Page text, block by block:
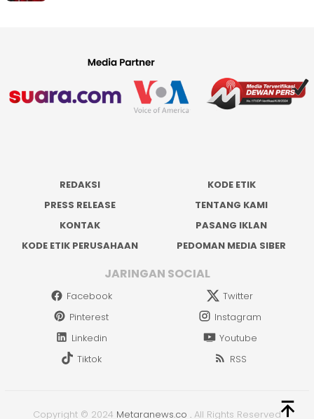
REDAKSI
KODE ETIK
PRESS RELEASE
TENTANG KAMI
KONTAK
PASANG IKLAN
KODE ETIK PERUSAHAAN
PEDOMAN MEDIA SIBER
JARINGAN SOCIAL
Facebook
Twitter
Pinterest
Instagram
Linkedin
Youtube
Tiktok
RSS
Copyright © 2024 Metaranews.co . All Rights Reserved